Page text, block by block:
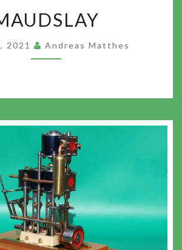
2021 Andreas Matthes